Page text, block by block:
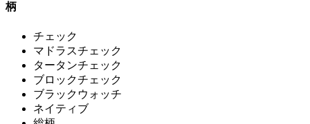
柄
チェック
マドラスチェック
タータンチェック
ブロックチェック
ブラックウォッチ
ネイティブ